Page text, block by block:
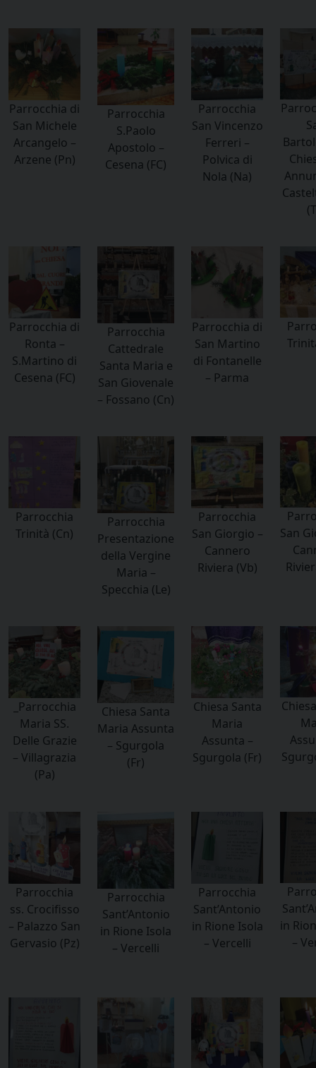
Parrocchia di
San Michele
Arcangelo –
Arzene (Pn)
Parrocchia
S.Paolo
Apostolo –
Cesena (FC)
Parrocchia
San Vincenzo
Ferreri –
Polvica di
Nola (Na)
Parrocchia di
Ronta –
S.Martino di
Cesena (FC)
Parrocchia
Cattedrale
Santa Maria e
San Giovenale
– Fossano (Cn)
Parrocchia di
San Martino
di Fontanelle
– Parma
Parrocchia
Trinità (Cn)
Parrocchia
Presentazione
della Vergine
Maria –
Specchia (Le)
Parrocchia
San Giorgio –
Cannero
Riviera (Vb)
San
_Parrocchia
Maria SS.
Delle Grazie
– Villagrazia
(Pa)
Chiesa Santa
Maria Assunta
– Sgurgola
(Fr)
Chiesa Santa
Maria
Assunta –
Sgurgola (Fr)
Parrocchia
ss. Crocifisso
– Palazzo San
Gervasio (Pz)
Parrocchia
Sant’Antonio
in Rione Isola
– Vercelli
Parrocchia
Sant’Antonio
in Rione Isola
– Vercelli
in
–